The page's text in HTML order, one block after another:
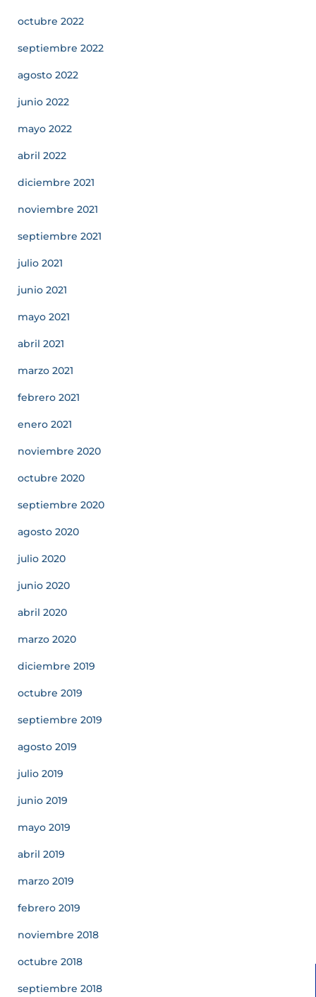
octubre 2022
septiembre 2022
agosto 2022
junio 2022
mayo 2022
abril 2022
diciembre 2021
noviembre 2021
septiembre 2021
julio 2021
junio 2021
mayo 2021
abril 2021
marzo 2021
febrero 2021
enero 2021
noviembre 2020
octubre 2020
septiembre 2020
agosto 2020
julio 2020
junio 2020
abril 2020
marzo 2020
diciembre 2019
octubre 2019
septiembre 2019
agosto 2019
julio 2019
junio 2019
mayo 2019
abril 2019
marzo 2019
febrero 2019
noviembre 2018
octubre 2018
septiembre 2018